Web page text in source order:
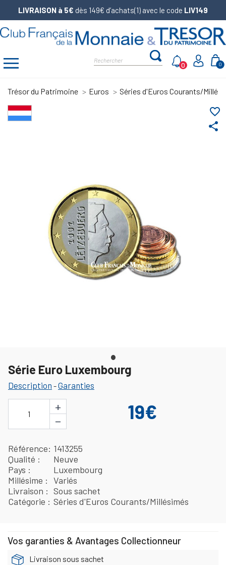
LIVRAISON à 5€ dès 149€ d’achats(1) avec le code LIV149
0
0
Trésor du Patrimoine Euros Séries d'Euros Courants/
share
favorite_border
Série Euro Luxembourg
Description -Garanties
1
+
−
19€
Référence 1413255
Qualité
Neuve
Pays
Luxembourg
Millésime
Variés
Livraison
Sous sachet
Catégorie
Séries d'Euros Courants/Millésimés
Vos garanties & Avantages Collectionneur
Livraison sous sachet